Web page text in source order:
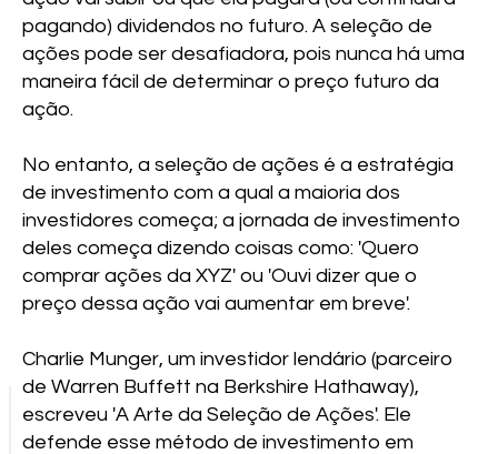
pagando) dividendos no futuro. A seleção de
ações pode ser desafiadora, pois nunca há uma
maneira fácil de determinar o preço futuro da
ação.
No entanto, a seleção de ações é a estratégia
de investimento com a qual a maioria dos
investidores começa; a jornada de investimento
deles começa dizendo coisas como: 'Quero
comprar ações da XYZ' ou 'Ouvi dizer que o
preço dessa ação vai aumentar em breve'.
Charlie Munger, um investidor lendário (parceiro
de Warren Buffett na Berkshire Hathaway),
escreveu 'A Arte da Seleção de Ações'. Ele
defende esse método de investimento em